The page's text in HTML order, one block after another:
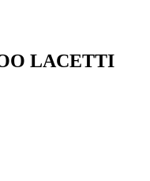
LACETTI